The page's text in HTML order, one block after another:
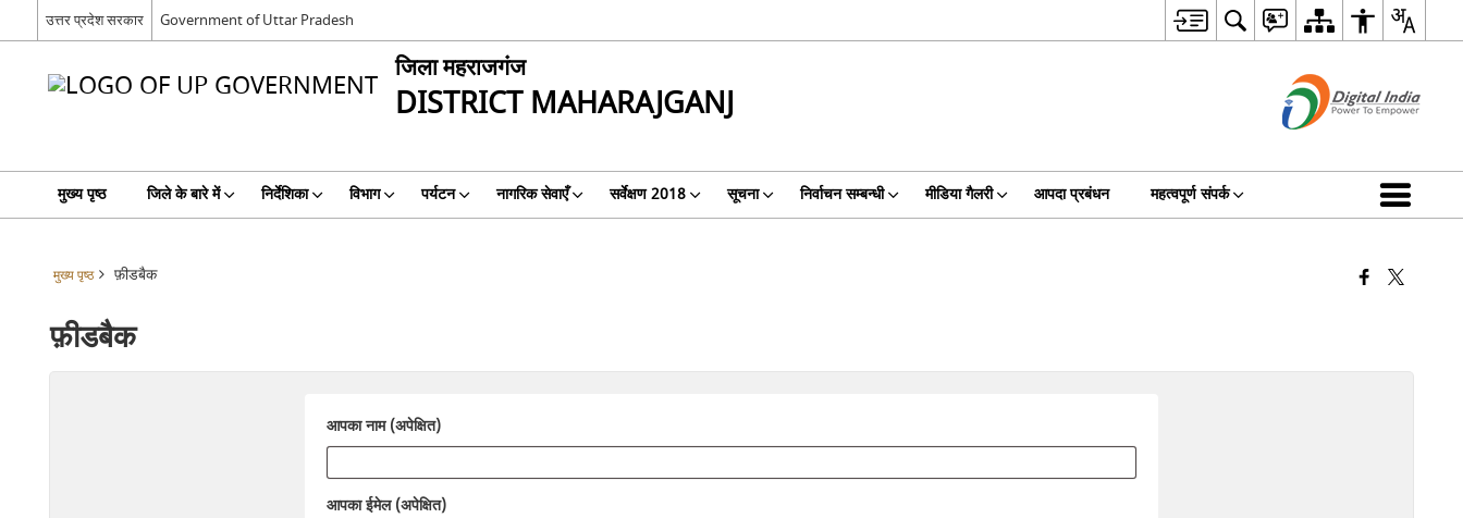
उत्तर प्रदेश सरकार Government of Uttar Pradesh
जिला महराजगंज
DISTRICT MAHARAJGANJ
मुख्य पृष्ठ जिले के बारे में निर्देशिका विभाग पर्यटन नागरिक सेवाएँ सर्वेक्षण 2018 सूचना निर्वाचन सम्बन्धी मीडिया गैलरी आपदा प्रबंधन महत्वपूर्ण संपर्क
मुख्य पृष्ठ फ़ीडबैक
फ़ीडबैक
आपका नाम (अपेक्षित)
आपका ईमेल (अपेक्षित)